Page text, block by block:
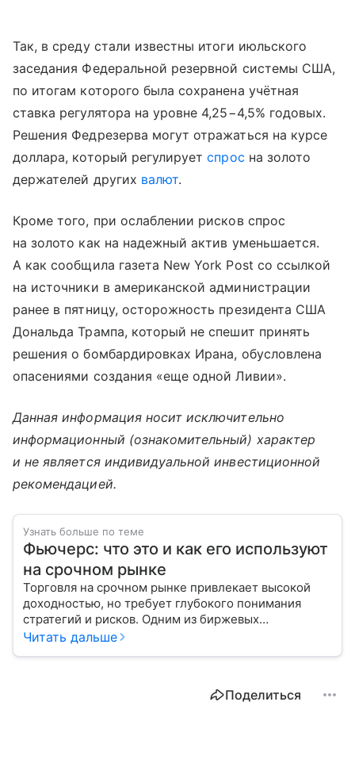
Так, в среду стали известны итоги июльского
заседания Федеральной резервной системы США,
по итогам которого была сохранена учётная
ставка регулятора на уровне 4,25−4,5% годовых.
Решения Федрезерва могут отражаться на курсе
доллара, который регулируетспрос на золото
держателей других валют.
Кроме того, при ослаблении рисков спрос
на золото как на надежный актив уменьшается.
А как сообщила газета New York Post со ссылкой
на источники в американской администрации
ранее в пятницу, осторожность президента США
Дональда Трампа, который не спешит принять
решения о бомбардировках Ирана, обусловлена
опасениями создания «еще одной Ливии».
Данная информация носит исключительно
информационный (ознакомительный) характер
и не является индивидуальной инвестиционной
рекомендацией.
Узнать больше по теме
Фьючерс: что это и как его используют
на срочном рынке
Торговля на срочном рынке привлекает высокой
доходностью, но требует глубокого понимания
стратегий и рисков. Одним из биржевых
инструментов для краткосрочных инвестиций
Читать дальше
Поделиться